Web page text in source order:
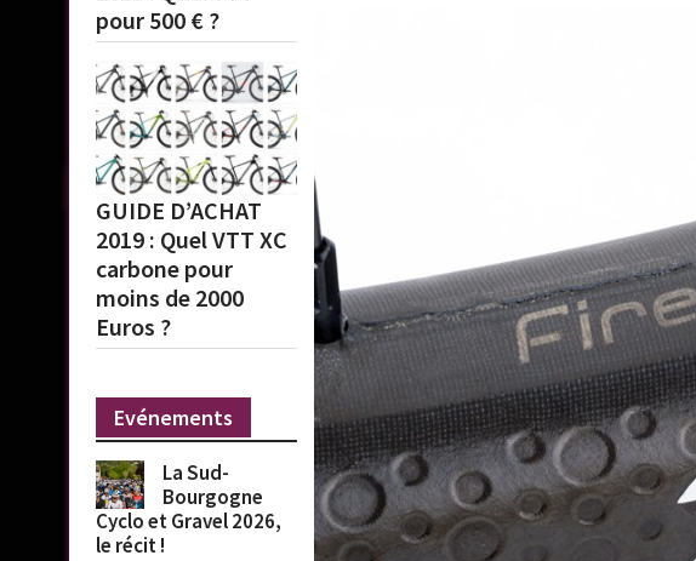
pour 500 € ?
GUIDE D’ACHAT
2019 : Quel VTT XC
carbone pour
moins de 2000
Euros ?
Evénements
La Sud-
Bourgogne
Cyclo et Gravel 2026,
le récit !